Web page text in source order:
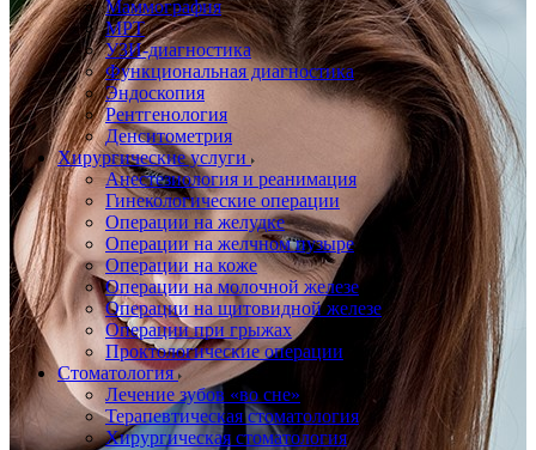
Маммография
МРТ
УЗИ-диагностика
Функциональная диагностика
Эндоскопия
Рентгенология
Денситометрия
Хирургические услуги
Анестезиология и реанимация
Гинекологические операции
Операции на желудке
Операции на желчном пузыре
Операции на коже
Операции на молочной железе
Операции на щитовидной железе
Операции при грыжах
Проктологические операции
Стоматология
Лечение зубов «во сне»
Терапевтическая стоматология
Хирургическая стоматология